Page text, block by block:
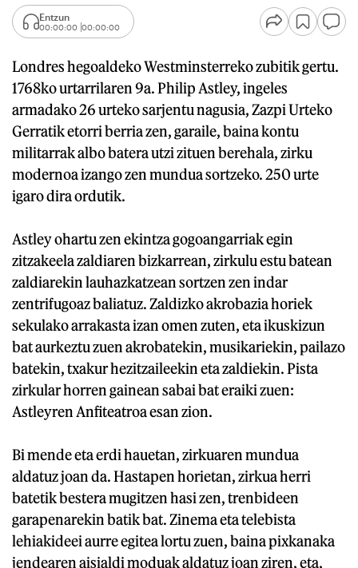
Entzun
00:00:00 00:00:00
Londres hegoaldeko Westminsterreko zubitik gertu.
1768ko urtarrilaren 9a. Philip Astley, ingeles
armadako 26 urteko sarjentu nagusia, Zazpi Urteko
Gerratik etorri berria zen, garaile, baina kontu
militarrak albo batera utzi zituen berehala, zirku
modernoa izango zen mundua sortzeko. 250 urte
igaro dira ordutik.
Astley ohartu zen ekintza gogoangarriak egin
zitzakeela zaldiaren bizkarrean, zirkulu estu batean
zaldiarekin lauhazkatzean sortzen zen indar
zentrifugoaz baliatuz. Zaldizko akrobazia horiek
sekulako arrakasta izan omen zuten, eta ikuskizun
bat aurkeztu zuen akrobatekin, musikariekin, pailazo
batekin, txakur hezitzaileekin eta zaldiekin. Pista
zirkular horren gainean sabai bat eraiki zuen:
Astleyren Anfiteatroa esan zion.
Bi mende eta erdi hauetan, zirkuaren mundua
aldatuz joan da. Hastapen horietan, zirkua herri
batetik bestera mugitzen hasi zen, trenbideen
garapenarekin batik bat. Zinema eta telebista
lehiakideei aurre egitea lortu zuen, baina pixkanaka
jendearen aisialdi moduak aldatuz joan ziren, eta,